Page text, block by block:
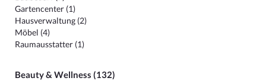
Gartencenter (1)
Hausverwaltung (2)
Möbel (4)
Raumausstatter (1)
Beauty & Wellness (132)